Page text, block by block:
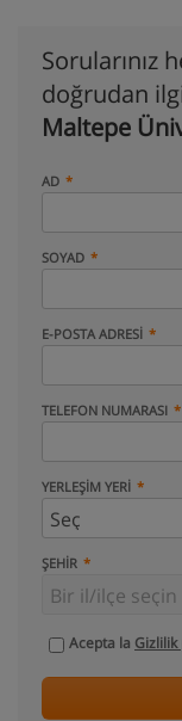
Sorularınız
doğrudan
Maltepe
AD
SOYAD
E-POSTA ADRESI
TELEFON NUMARASI
YERLEŞIM YERI
ŞEHIR
Acepta la Gizlilik